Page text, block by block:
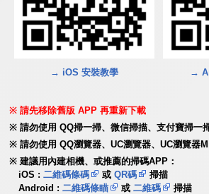
→ iOS 安裝教學 →
請先移除舊版 APP 再重新下載
請勿使用 QQ掃一掃、微信掃描、支付寶掃一
請勿使用 QQ瀏覽器、UC瀏覽器、UC瀏覽器
建議用內建相機、或推薦的掃碼APP：
iOS :二維碼條碼 或QR碼
掃描
Android :二維碼條瞄 或二維碼
掃描